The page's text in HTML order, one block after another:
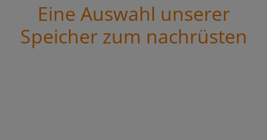
Eine Auswahl unserer
Speicher zum nachrüsten